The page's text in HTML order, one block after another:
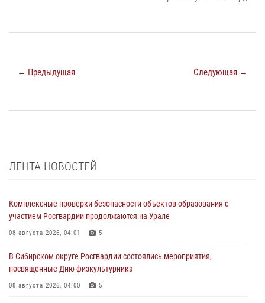
← Предыдущая Следующая →
ЛЕНТА НОВОСТЕЙ
Комплексные проверки безопасности объектов образования с
участием Росгвардии продолжаются на Урале
08 августа 2026, 04:01 5
В Сибирском округе Росгвардии состоялись мероприятия,
посвященные Дню физкультурника
08 августа 2026, 04:00 5